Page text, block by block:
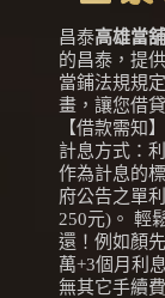
昌泰高雄當舖
的昌泰，提
當鋪法規規
畫，讓您借
【借款需知】
計息方式：
作為計息的
府公告之單
250元)。 輕
還！例如顏
萬+3個月利
無其它手續